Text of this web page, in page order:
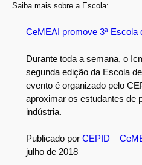
Saiba mais sobre a Escola:
CeMEAI promove 3ª Escola
Durante toda a semana, o
segunda edição da Escola
evento é organizado pelo
aproximar os estudantes de
indústria.
Publicado por CEPID –
julho de 2018